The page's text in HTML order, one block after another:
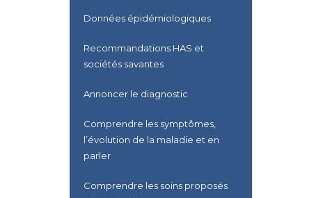
Données épidémiologiques
Recommandations HAS et
sociétés savantes
Annoncer le diagnostic
Comprendre les symptômes,
l’évolution de la maladie et en
parler
Comprendre les soins proposés